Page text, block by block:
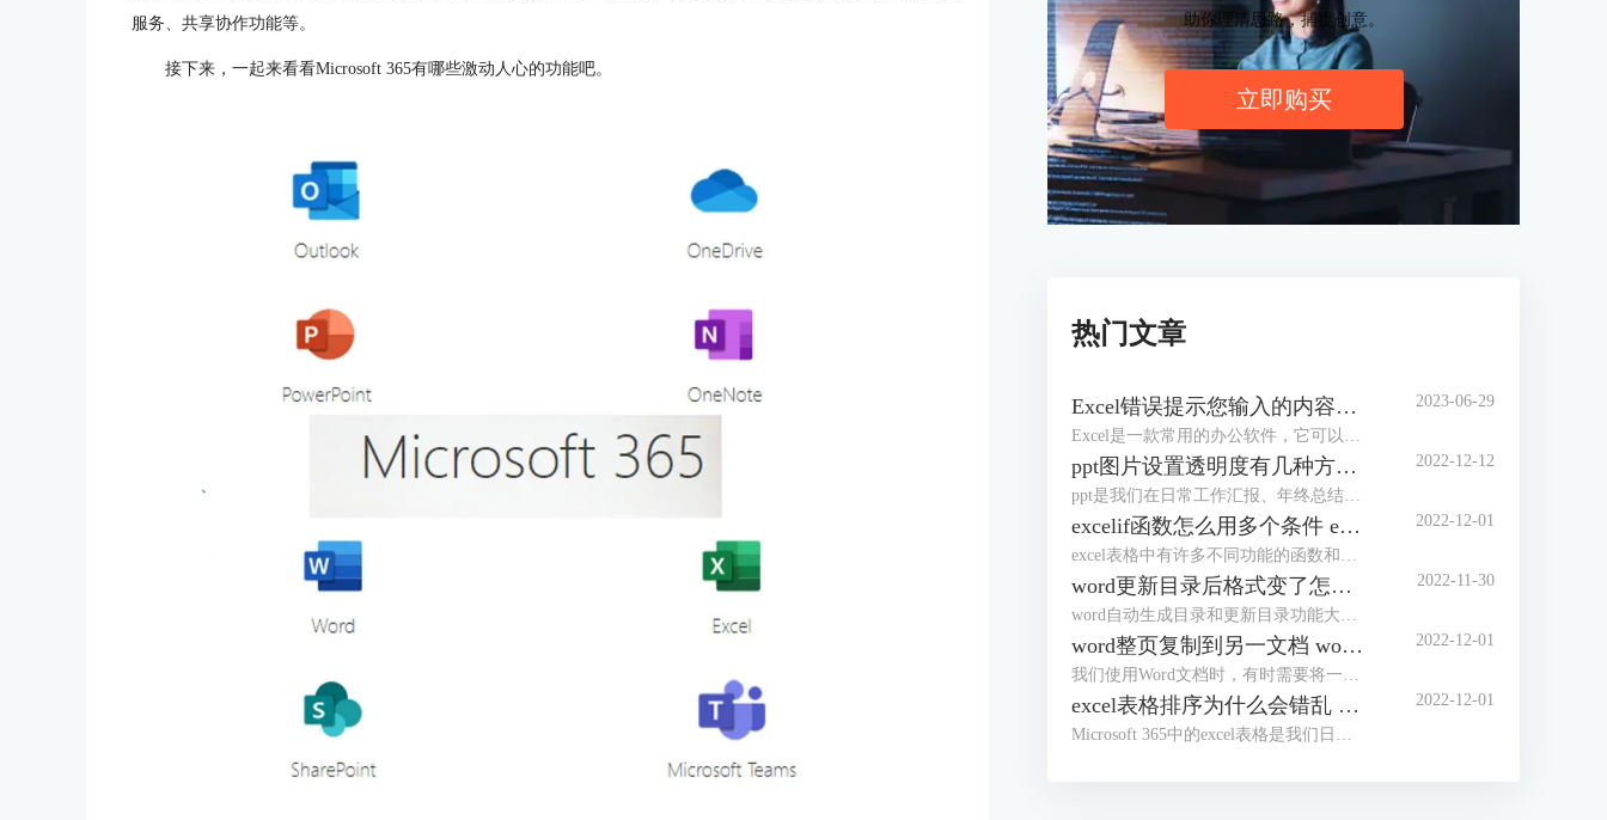
服务、共享协作功能等。
接下来，一起来看看Microsoft 365有哪些激动人心的功能吧。
助你理清思路，捕捉创意。
立即购买
热门文章
Excel错误提示您输入的内容不符合限制条件 Excel怎么解除限制输入内容
Excel是一款常用的办公软件，它可以帮助我们进行数据的录入、分析和处理。但是，有时候我们在使用Excel的时候，会遇到一些错误提示，比如“您输入的内容不符合限制条件”。这种情况下，我们应该怎么办呢？本文将为你介绍Excel错误提示您输入的内容不符合限制条件的原因和解决方法，以及Excel怎么解除限制输入内容的操作步骤。
2023-06-29
ppt图片设置透明度有几种方法 ppt图片设置透明度怎么弄
ppt是我们在日常工作汇报、年终总结时常用到的办公软件。为了使ppt看起来更加完美，我们有时会将ppt中的图片进行透明度设置，但有部分朋友不知道该如何进行操作，今天这篇文章就主要给大家介绍ppt图片设置透明度有几种方法，ppt图片设置透明度怎么弄的相关操作步骤，有需要的朋友可以详细参考本文详细内容。
2022-12-12
excelif函数怎么用多个条件 excelif函数大于等于并且小于怎么输入
excel表格中有许多不同功能的函数和公式，如求和、求积、求均数、筛选数据等等。今天，我们就来讲讲如何使用excel中的if函数，以及使用if函数过程中需要注意的一些操作技巧和方式，主要内容包括“excelif函数怎么用多个条件，excelif函数大于等于并且小于怎么输入”这两个问题。
2022-12-01
word更新目录后格式变了怎么办 word更新目录为什么有的没有显示
word自动生成目录和更新目录功能大家在写论文的时候应该都体会到了它的好用之处，但是有的小伙伴反应word更新目录后格式会变化，还有的时候更新了目录却没有显示，遇到这种情况该怎么办呢？
2022-11-30
word整页复制到另一文档 word整页复制格式不变
我们使用Word文档时，有时需要将一个Word文档中的内容整页复制到另一个文档中。通常我们会使用Ctrl+C，Ctrl+V进行复制粘贴，但是如果要将多个Word文档复制到一个文档中，这样操作起来就会降低工作效率。
2022-12-01
excel表格排序为什么会错乱 excel表格顺序都乱了怎么办
Microsoft 365中的excel表格是我们日常生活中经常需要用到的办公软件，在之前的文章中给大家介绍了excel排序和自定义排序的方法。有的小伙伴反应excel排序后数据错乱，这是因为方法没用对吗？为了解答大家的疑问，今天就给大家来分享一下excel表格排序为什么会错乱，excel表格顺序都乱了怎么办。
2022-12-01